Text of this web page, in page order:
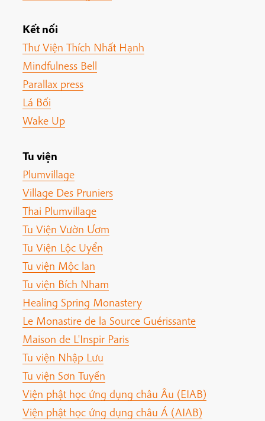
Kết nối
Thư Viện Thích Nhất Hạnh
Mindfulness Bell
Parallax press
Lá Bối
Wake Up
Tu viện
Plumvillage
Village Des Pruniers
Thai Plumvillage
Tu Viện Vườn Ươm
Tu Viện Lộc Uyển
Tu viện Mộc lan
Tu viện Bích Nham
Healing Spring Monastery
Le Monastire de la Source Guérissante
Maison de L'Inspir Paris
Tu viện Nhập Lưu
Tu viện Sơn Tuyền
Viện phật học ứng dụng châu Âu (EIAB)
Viện phật học ứng dụng châu Á (AIAB)